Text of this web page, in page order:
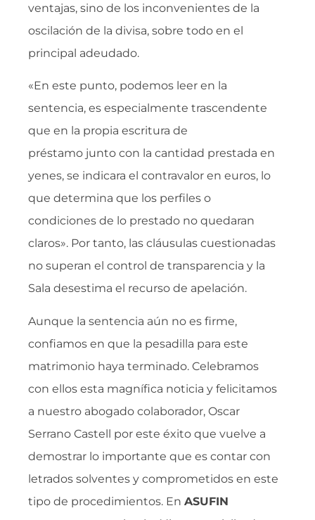
ventajas, sino de los inconvenientes de la
oscilación de la divisa, sobre todo en el
principal adeudado.
«En este punto, podemos leer en la
sentencia, es especialmente trascendente
que en la propia escritura de
préstamo junto con la cantidad prestada en
yenes, se indicara el contravalor en euros, lo
que determina que los perfiles o
condiciones de lo prestado no quedaran
claros». Por tanto, las cláusulas cuestionadas
no superan el control de transparencia y la
Sala desestima el recurso de apelación.
Aunque la sentencia aún no es firme,
confiamos en que la pesadilla para este
matrimonio haya terminado. Celebramos
con ellos esta magnífica noticia y felicitamos
a nuestro abogado colaborador, Oscar
Serrano Castell por este éxito que vuelve a
demostrar lo importante que es contar con
letrados solventes y comprometidos en este
tipo de procedimientos. En ASUFIN